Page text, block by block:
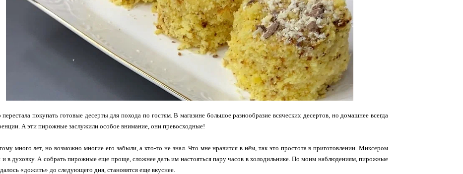
покупать готовые десерты для похода по гостям. В магазине большое разнообразие всяческих десертов, но домашнее всегда
А эти пирожные заслужили особое внимание, они превосходные!
много лет, но возможно многие его забыли, а кто-то не знал. Что мне нравится в нём, так это простота в приготовлении. Миксером
и в духовку. А собрать пирожные еще проще, сложнее дать им настояться пару часов в холодильнике. По моим наблюдениям, пирожные
«дожить» до следующего дня, становятся еще вкуснее.